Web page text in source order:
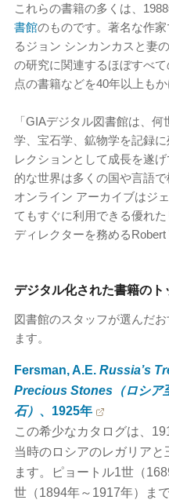
これらの書籍の多くは、
書館のものです。著名な作
るジョン シンカンカスと妻
の研究に関連するほぼすべ
点の書籍などを40年以上もか
「GIAデジタル図書館は、
学、宝石学、鉱物学を記録
レクションとして成長を遂
的な世界は多くの国や言語
オンライン アーカイブはジ
てもすぐに利用できる優れ
ディレクターを務めるRobert
デジタル化された書籍のト
図書館のスタッフが選んだ
ます。
Fersman, A.E. Russia’s
Precious Stones（ロシア
石） 、1925年
この希少なカタログは、
当時のロシアのレガリア
ます。ピョートル1世（
世（1894年～1917年）ま